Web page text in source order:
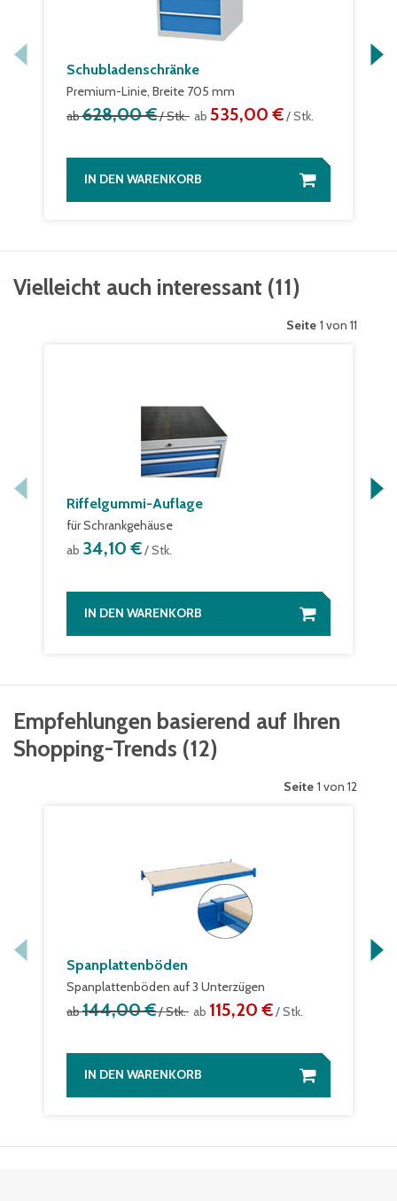
Schubladenschränke
Premium-Linie, Breite 705 mm
ab628,00 €/ Stk. ab 535,00 €/ Stk.
IN DEN WARENKORB
Vielleicht auch interessant (11)
Seite 1 von 11
Riffelgummi-Auflage
für Schrankgehäuse
ab 34,10 €/ Stk.
IN DEN WARENKORB
Empfehlungen basierend auf Ihren
Shopping-Trends (12)
Seite 1 von 12
Spanplattenböden
Spanplattenböden auf 3 Unterzügen
ab144,00 €/ Stk. ab 115,20 €/ Stk.
IN DEN WARENKORB